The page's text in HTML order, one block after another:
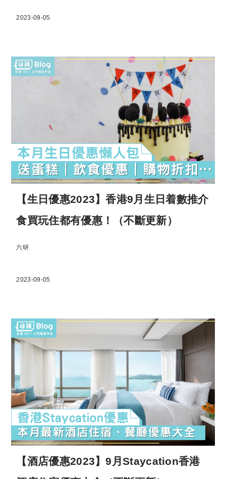
2023-09-05
【生日優惠2023】香港9月生日着數推介
食買玩住都有優惠！（不斷更新）
六研
2023-09-05
【酒店優惠2023】9月Staycation香港